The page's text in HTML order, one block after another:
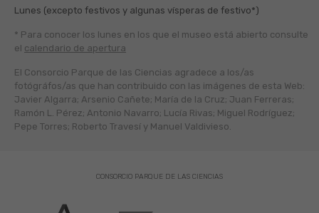
Lunes (excepto festivos y algunas vísperas de festivo*)
* Para conocer los lunes en los que el museo está abierto consulte
el calendario de apertura
El Consorcio Parque de las Ciencias agradece a los/as
fotógráfos/as que han contribuido con las imágenes de esta Web:
Javier Algarra; Arsenio Cañete; María de la Cruz; Juan Ferreras;
Ramón L. Pérez; Antonio Navarro; Lucía Rivas; Miguel Rodríguez;
Pepe Torres; Roberto Travesí y Manuel Valdivieso.
CONSORCIO PARQUE DE LAS CIENCIAS